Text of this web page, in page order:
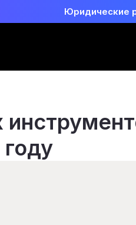
Юридические